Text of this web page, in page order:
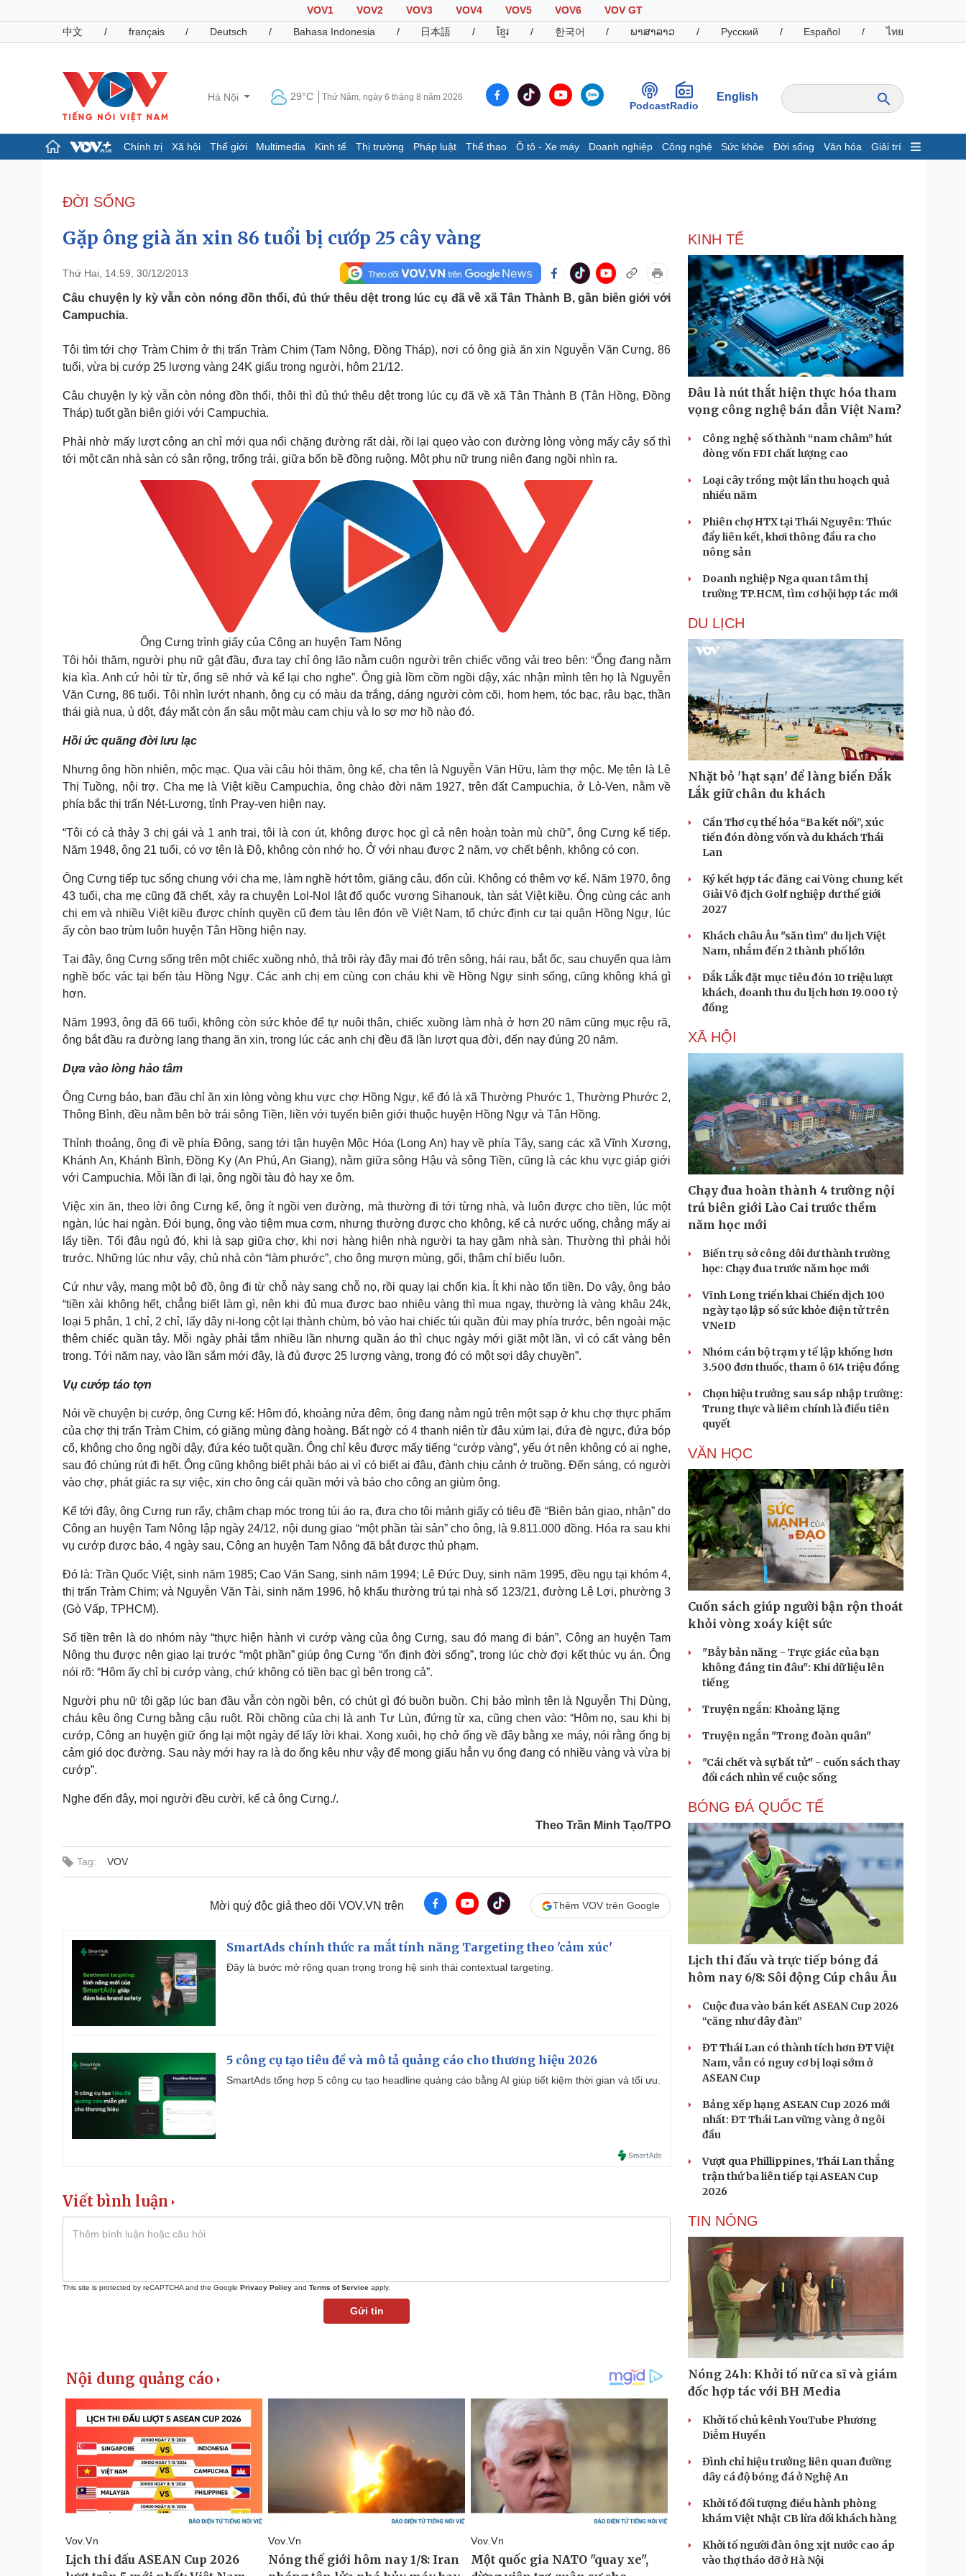
VOV1 VOV2 VOV3 VOV4 VOV5 VOV6
VOV GT
中文
/ français / Deutsch / Bahasa Indonesia / 日本語 / ខ្មែរ / 한국어 / ພາສາລາວ / Русский / Español / ไทย
Hà Nội 29°C Thứ Năm, ngày 6 tháng 8 năm 2026
PodcastRadio
English
Chính trị Xã hội Thế giới Multimedia Kinh tế Thị trường Pháp luật Thể thao Ô tô - Xe máy Doanh nghiệp Công nghệ Sức khỏe Đời sống Văn hóa Giải trí
Đảng
Tổ chức nhân sự
Nhận diện sự thật
Dấu ấn VOV
Giá cà phê
Pháp luật
Vụ án
Tư vấn luật
Quân sự - Quốc phòng
Phân tích
Thể thao
Thế giới thể thao
eSports
Ô tô - Xe máy
Tư vấn
Doanh nghiệp
Thông tin doanh nghiệp
Doanh nghiệp 24h
Doanh nhân
Vì cộng đồng
Công nghệ
Sành điệu
Tin Công nghệ
Trải nghiệm
Chuyển đổi số
Sức khỏe
Dinh dưỡng - món ngon
Cây thuốc
Sản phụ khoa
Nhi khoa
Làm đẹp - giảm cân
Phòng mạch online
Đời sống
Nhà đẹp
Blog
Tình yêu - Gia đình
Văn hóa
Văn học
Âm nhạc
Di sản
Giải trí
Thời trang
Sao Việt
Du lịch
Săn Tour
check-in
Podcast
Câu chuyện thời sự
Đọc truyện đêm khuya
Cửa sổ tình yêu
Hạt giống tâm hồn
ĐỜI SỐNG
Gặp ông già ăn xin 86 tuổi bị cướp 25 cây vàng
Thứ Hai, 14:59, 30/12/2013
Câu chuyện ly kỳ vẫn còn nóng đồn thổi, đủ thứ thêu dệt trong lúc cụ đã về xã Tân Thành B, gần biên giới với
Campuchia.
Tôi tìm tới chợ Tràm Chim ở thị trấn Tràm Chim (Tam Nông, Đồng Tháp), nơi có ông già ăn xin Nguyễn Văn Cưng, 86
tuổi, vừa bị cướp 25 lượng vàng 24K giấu trong người, hôm 21/12.
Câu chuyện ly kỳ vẫn còn nóng đồn thổi, thôi thì đủ thứ thêu dệt trong lúc cụ đã về xã Tân Thành B (Tân Hồng, Đồng
Tháp) tuốt gần biên giới với Campuchia.
Phải nhờ mấy lượt công an chỉ mới qua nổi chặng đường rất dài, rồi lại quẹo vào con đường lòng vòng mấy cây số thì
tới một căn nhà sàn có sân rộng, trống trải, giữa bốn bề đồng ruộng. Một phụ nữ trung niên đang ngồi nhìn ra.
Ông Cưng trình giấy của Công an huyện Tam Nông
Tôi hỏi thăm, người phụ nữ gật đầu, đưa tay chỉ ông lão nằm cuộn người trên chiếc võng vải treo bên: “Ổng đang nằm
kia kìa. Anh cứ hỏi từ từ, ổng sẽ nhớ và kể lại cho nghe”. Ông già lồm cồm ngồi dậy, xác nhận mình tên họ là Nguyễn
Văn Cưng, 86 tuổi. Tôi nhìn lướt nhanh, ông cụ có màu da trắng, dáng người còm cõi, hom hem, tóc bạc, râu bạc, thần
thái già nua, ủ dột, đáy mắt còn ẩn sâu một màu cam chịu và lo sợ mơ hồ nào đó.
Hồi ức quãng đời lưu lạc
Nhưng ông hồn nhiên, mộc mạc. Qua vài câu hỏi thăm, ông kể, cha tên là Nguyễn Văn Hữu, làm thợ mộc. Mẹ tên là Lê
Thị Tuồng, nội trợ. Cha mẹ là Việt kiều Campuchia, ông chào đời năm 1927, trên đất Campuchia, ở Lò-Ven, nằm về
phía bắc thị trấn Nét-Lương, tỉnh Pray-ven hiện nay.
“Tôi có cả thảy 3 chị gái và 1 anh trai, tôi là con út, không được học gì cả nên hoàn toàn mù chữ”, ông Cưng kể tiếp.
Năm 1948, ông 21 tuổi, có vợ tên là Độ, không còn nhớ họ. Ở với nhau được 2 năm, vợ chết bệnh, không có con.
Ông Cưng tiếp tục sống chung với cha mẹ, làm nghề hớt tôm, giăng câu, đốn củi. Không có thêm vợ kế. Năm 1970, ông
43 tuổi, cha mẹ cũng đã chết, xảy ra chuyện Lol-Nol lật đổ quốc vương Sihanouk, tàn sát Việt kiều. Ông cùng các anh
chị em và nhiều Việt kiều được chính quyền cũ đem tàu lên đón về Việt Nam, tổ chức định cư tại quận Hồng Ngự, lúc
ấy còn bao trùm luôn huyện Tân Hồng hiện nay.
Tại đây, ông Cưng sống trên một chiếc xuồng nhỏ, thả trôi rày đây mai đó trên sông, hái rau, bắt ốc, sau chuyển qua làm
nghề bốc vác tại bến tàu Hồng Ngự. Các anh chị em cùng con cháu khi về Hồng Ngự sinh sống, cũng không khá gì
hơn.
Năm 1993, ông đã 66 tuổi, không còn sức khỏe để tự nuôi thân, chiếc xuồng làm nhà ở hơn 20 năm cũng mục rệu rã,
ông bắt đầu ra đường lang thang ăn xin, trong lúc các anh chị đều đã lần lượt qua đời, đến nay đúng 20 năm.
Dựa vào lòng hảo tâm
Ông Cưng bảo, ban đầu chỉ ăn xin lòng vòng khu vực chợ Hồng Ngự, kế đó là xã Thường Phước 1, Thường Phước 2,
Thông Bình, đều nằm bên bờ trái sông Tiền, liền với tuyến biên giới thuộc huyện Hồng Ngự và Tân Hồng.
Thỉnh thoảng, ông đi về phía Đông, sang tới tận huyện Mộc Hóa (Long An) hay về phía Tây, sang các xã Vĩnh Xương,
Khánh An, Khánh Bình, Đồng Ky (An Phú, An Giang), nằm giữa sông Hậu và sông Tiền, cũng là các khu vực giáp giới
với Campuchia. Mỗi lần đi lại, ông ngồi tàu đò hay xe ôm.
Việc xin ăn, theo lời ông Cưng kể, ông ít ngồi ven đường, mà thường đi tới từng nhà, và luôn được cho tiền, lúc một
ngàn, lúc hai ngàn. Đói bụng, ông vào tiệm mua cơm, nhưng thường được cho không, kể cả nước uống, chẳng mấy ai
lấy tiền. Tối đâu ngủ đó, khi là sạp giữa chợ, khi nơi hàng hiên nhà người ta hay gầm nhà sàn. Thường thì phải hỏi
trước. Những lúc như vậy, chủ nhà còn “làm phước”, cho ông mượn mùng, gối, thậm chí biếu luôn.
Cứ như vậy, mang một bộ đồ, ông đi từ chỗ này sang chỗ nọ, rồi quay lại chốn kia. Ít khi nào tốn tiền. Do vậy, ông bảo
“tiền xài không hết, chẳng biết làm gì, nên khi đủ mua được bao nhiêu vàng thì mua ngay, thường là vàng khâu 24k,
loại 5 phân, 1 chỉ, 2 chỉ, lấy dây ni-long cột lại thành chùm, bỏ vào hai chiếc túi quần đùi may phía trước, bên ngoài mặc
thêm chiếc quần tây. Mỗi ngày phải tắm nhiều lần nhưng quần áo thì chục ngày mới giặt một lần, vì có cất vàng bên
trong. Tới năm nay, vào lần sắm mới đây, là đủ được 25 lượng vàng, trong đó có một sợi dây chuyền”.
Vụ cướp táo tợn
Nói về chuyện bị cướp, ông Cưng kể: Hôm đó, khoảng nửa đêm, ông đang nằm ngủ trên một sạp ở khu chợ thực phẩm
của chợ thị trấn Tràm Chim, có giăng mùng đàng hoàng. Bất ngờ có 4 thanh niên từ đâu xúm lại, đứa đè ngực, đứa bóp
cổ, không cho ông ngồi dậy, đứa kéo tuột quần. Ông chỉ kêu được mấy tiếng “cướp vàng”, yếu ớt nên không có ai nghe,
sau đó chúng rút đi hết. Ông cũng không biết phải báo ai vì có biết ai đâu, đành chịu cảnh ở truồng. Đến sáng, có người
vào chợ, phát giác ra sự việc, xin cho ông cái quần mới và báo cho công an giùm ông.
Kể tới đây, ông Cưng run rẩy, chậm chạp móc trong túi áo ra, đưa cho tôi mảnh giấy có tiêu đề “Biên bản giao, nhận” do
Công an huyện Tam Nông lập ngày 24/12, nội dung giao “một phần tài sản” cho ông, là 9.811.000 đồng. Hóa ra sau khi
vụ cướp được báo, 4 ngày sau, Công an huyện Tam Nông đã bắt được thủ phạm.
Đó là: Trần Quốc Việt, sinh năm 1985; Cao Văn Sang, sinh năm 1994; Lê Đức Duy, sinh năm 1995, đều ngụ tại khóm 4,
thị trấn Tràm Chim; và Nguyễn Văn Tài, sinh năm 1996, hộ khẩu thường trú tại nhà số 123/21, đường Lê Lợi, phường 3
(Gò Vấp, TPHCM).
Số tiền trên là do nhóm này “thực hiện hành vi cướp vàng của ông Cưng, sau đó mang đi bán”, Công an huyện Tam
Nông thu được nên giao lại trước “một phần” giúp ông Cưng “ổn định đời sống”, trong lúc chờ đợi kết thúc vụ án. Ông
nói rõ: “Hôm ấy chỉ bị cướp vàng, chứ không có tiền bạc gì bên trong cả”.
Người phụ nữ tôi gặp lúc ban đầu vẫn còn ngồi bên, có chút gì đó buồn buồn. Chị bảo mình tên là Nguyễn Thị Dùng,
cháu kêu ông Cưng bằng cậu ruột. Rồi chồng của chị là anh Tư Lùn, đứng từ xa, cũng chen vào: “Hôm nọ, sau khi bị
cướp, Công an huyện giữ ổng lại một ngày để lấy lời khai. Xong xuôi, họ chở ổng về đây bằng xe máy, nói rằng ổng bị
cảm gió dọc đường. Sau này mới hay ra là do ổng kêu như vậy để mong giấu hẳn vụ ổng đang có nhiều vàng và vừa bị
cướp”.
Nghe đến đây, mọi người đều cười, kể cả ông Cưng./.
Theo Trần Minh Tạo/TPO
Tag: VOV
Mời quý độc giả theo dõi VOV.VN trên Thêm VOV trên Google
SmartAds chính thức ra mắt tính năng Targeting theo 'cảm xúc'
Đây là bước mở rộng quan trọng trong hệ sinh thái contextual targeting.
5 công cụ tạo tiêu đề và mô tả quảng cáo cho thương hiệu 2026
SmartAds tổng hợp 5 công cụ tạo headline quảng cáo bằng AI giúp tiết kiệm thời gian và tối ưu.
Viết bình luận
This site is protected by reCAPTCHA and the Google Privacy Policy and Terms of Service apply.
Gửi tin
KINH TẾ
Đâu là nút thắt hiện thực hóa tham
vọng công nghệ bán dẫn Việt Nam?
Công nghệ số thành “nam châm” hút
dòng vốn FDI chất lượng cao
Loại cây trồng một lần thu hoạch quả
nhiều năm
Phiên chợ HTX tại Thái Nguyên: Thúc
đẩy liên kết, khơi thông đầu ra cho
nông sản
Doanh nghiệp Nga quan tâm thị
trường TP.HCM, tìm cơ hội hợp tác mới
DU LỊCH
Nhặt bỏ 'hạt sạn' để làng biển Đắk
Lắk giữ chân du khách
Cần Thơ cụ thể hóa “Ba kết nối”, xúc
tiến đón dòng vốn và du khách Thái
Lan
Ký kết hợp tác đăng cai Vòng chung kết
Giải Vô địch Golf nghiệp dư thế giới
2027
Khách châu Âu "săn tìm" du lịch Việt
Nam, nhắm đến 2 thành phố lớn
Đắk Lắk đặt mục tiêu đón 10 triệu lượt
khách, doanh thu du lịch hơn 19.000 tỷ
đồng
XÃ HỘI
Chạy đua hoàn thành 4 trường nội
trú biên giới Lào Cai trước thềm
năm học mới
Biến trụ sở công dôi dư thành trường
học: Chạy đua trước năm học mới
Vĩnh Long triển khai Chiến dịch 100
ngày tạo lập sổ sức khỏe điện tử trên
VNeID
Nhóm cán bộ trạm y tế lập khống hơn
3.500 đơn thuốc, tham ô 614 triệu đồng
Chọn hiệu trưởng sau sáp nhập trường:
Trung thực và liêm chính là điều tiên
quyết
VĂN HỌC
Cuốn sách giúp người bận rộn thoát
khỏi vòng xoáy kiệt sức
"Bẫy bản năng - Trực giác của bạn
không đáng tin đâu": Khi dữ liệu lên
tiếng
Truyện ngắn: Khoảng lặng
Truyện ngắn "Trong đoàn quân"
"Cái chết và sự bất tử" - cuốn sách thay
đổi cách nhìn về cuộc sống
BÓNG ĐÁ QUỐC TẾ
Lịch thi đấu và trực tiếp bóng đá
hôm nay 6/8: Sôi động Cúp châu Âu
Cuộc đua vào bán kết ASEAN Cup 2026
“căng như dây đàn”
ĐT Thái Lan có thành tích hơn ĐT Việt
Nam, vẫn có nguy cơ bị loại sớm ở
ASEAN Cup
Bảng xếp hạng ASEAN Cup 2026 mới
nhất: ĐT Thái Lan vững vàng ở ngôi
đầu
Vượt qua Phillippines, Thái Lan thắng
trận thứ ba liên tiếp tại ASEAN Cup
2026
TIN NÓNG
Nóng 24h: Khởi tố nữ ca sĩ và giám
đốc hợp tác với BH Media
Khởi tố chủ kênh YouTube Phương
Diễm Huyền
Đình chỉ hiệu trưởng liên quan đường
dây cá độ bóng đá ở Nghệ An
Khởi tố đối tượng điều hành phòng
khám Việt Nhật CB lừa dối khách hàng
Khởi tố người đàn ông xịt nước cao áp
vào thợ tháo dỡ ở Hà Nội